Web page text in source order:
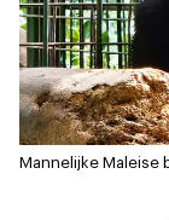
Mannelijke Maleise